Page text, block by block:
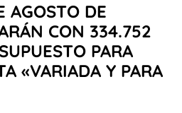
AGOSTO DE
CON 334.752
PARA
«VARIADA Y PARA